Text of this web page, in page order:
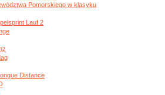
Pomorskiego w klasyku
Lauf 2
Distance